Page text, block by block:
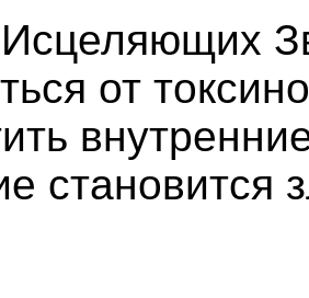
от
становится